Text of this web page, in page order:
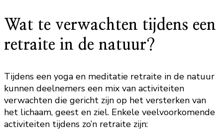
Wat te verwachten tijdens een
retraite in de natuur?
Tijdens een yoga en meditatie retraite in de natuur
kunnen deelnemers een mix van activiteiten
verwachten die gericht zijn op het versterken van
het lichaam, geest en ziel. Enkele veelvoorkomende
activiteiten tijdens zo’n retraite zijn: